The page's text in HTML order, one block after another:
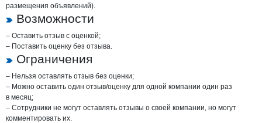
размещения объявлений).
Возможности
– Оставить отзыв с оценкой;
– Поставить оценку без отзыва.
Ограничения
– Нельзя оставлять отзыв без оценки;
– Можно оставить один отзыв/оценку для одной компании один раз
в месяц;
– Сотрудники не могут оставлять отзывы о своей компании, но могут
комментировать их.